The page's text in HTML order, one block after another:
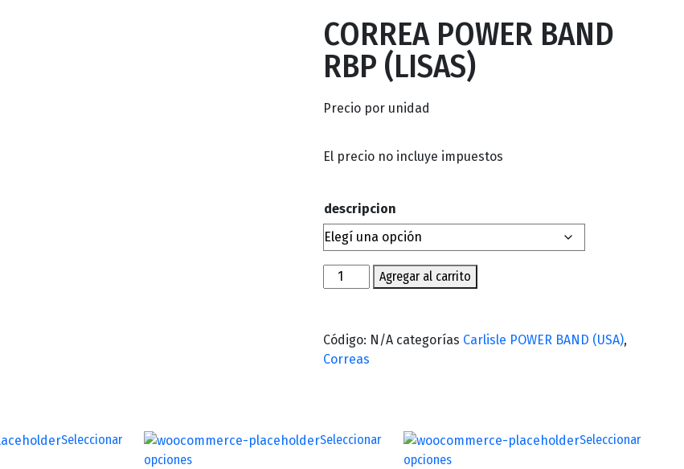
CORREA POWER BAND
RBP (LISAS)
Precio por unidad
El precio no incluye impuestos
descripcion
Agregar al carrito
Código: N/A categorías Carlisle POWER BAND (USA),
Correas
Seleccionar
Seleccionar
opciones
Seleccionar
opciones